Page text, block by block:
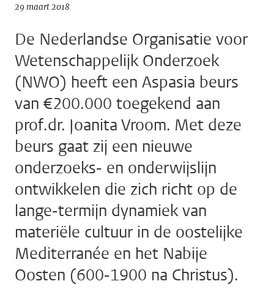
29 maart 2018
De Nederlandse Organisatie voor
Wetenschappelijk Onderzoek
(NWO) heeft een Aspasia beurs
van €200.000 toegekend aan
prof.dr. Joanita Vroom. Met deze
beurs gaat zij een nieuwe
onderzoeks- en onderwijslijn
ontwikkelen die zich richt op de
lange-termijn dynamiek van
materiële cultuur in de oostelijke
Mediterranée en het Nabije
Oosten (600-1900 na Christus).